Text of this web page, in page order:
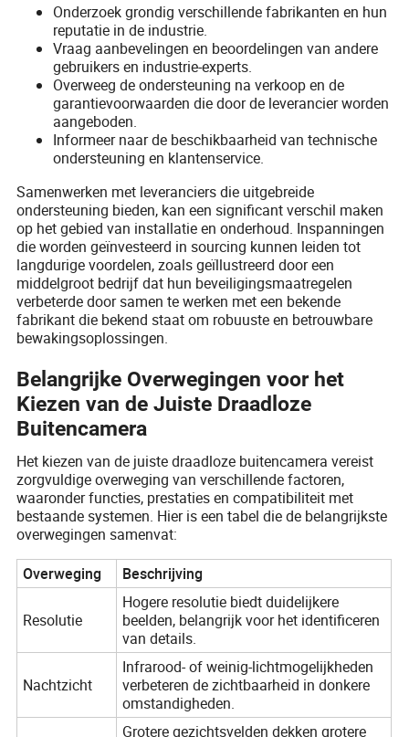
Onderzoek grondig verschillende fabrikanten en hun
reputatie in de industrie.
Vraag aanbevelingen en beoordelingen van andere
gebruikers en industrie-experts.
Overweeg de ondersteuning na verkoop en de
garantievoorwaarden die door de leverancier worden
aangeboden.
Informeer naar de beschikbaarheid van technische
ondersteuning en klantenservice.
Samenwerken met leveranciers die uitgebreide
ondersteuning bieden, kan een significant verschil maken
op het gebied van installatie en onderhoud. Inspanningen
die worden geïnvesteerd in sourcing kunnen leiden tot
langdurige voordelen, zoals geïllustreerd door een
middelgroot bedrijf dat hun beveiligingsmaatregelen
verbeterde door samen te werken met een bekende
fabrikant die bekend staat om robuuste en betrouwbare
bewakingsoplossingen.
Belangrijke Overwegingen voor het
Kiezen van de Juiste Draadloze
Buitencamera
Het kiezen van de juiste draadloze buitencamera vereist
zorgvuldige overweging van verschillende factoren,
waaronder functies, prestaties en compatibiliteit met
bestaande systemen. Hier is een tabel die de belangrijkste
overwegingen samenvat:
Overweging
Beschrijving
Resolutie
Hogere resolutie biedt duidelijkere
beelden, belangrijk voor het identificeren
van details.
Nachtzicht
Infrarood- of weinig-lichtmogelijkheden
verbeteren de zichtbaarheid in donkere
omstandigheden.
Grotere gezichtsvelden dekken grotere